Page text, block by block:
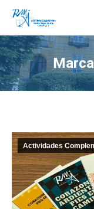
Actividades